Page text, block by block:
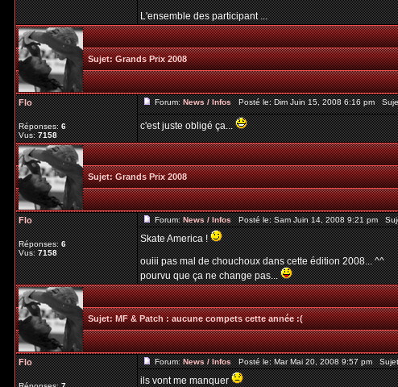
L'ensemble des participant ...
Sujet:Grands Prix 2008
Flo
Réponses:6
Vus:7158
Forum:News / InfosPosté le: Dim Juin 15, 2008 6:16 pm
c'est juste obligé ça...
Sujet:Grands Prix 2008
Flo
Réponses:6
Vus:7158
Forum:News / InfosPosté le: Sam Juin 14, 2008 9:21 pm
Skate America !
ouiii pas mal de chouchoux dans cette édition 2008... ^^
pourvu que ça ne change pas...
Sujet:MF & Patch : aucune compets cette année :(
Flo Forum:News / InfosPosté le: Mar Mai 20, 2008 9:57 pm
ils vont me manquer